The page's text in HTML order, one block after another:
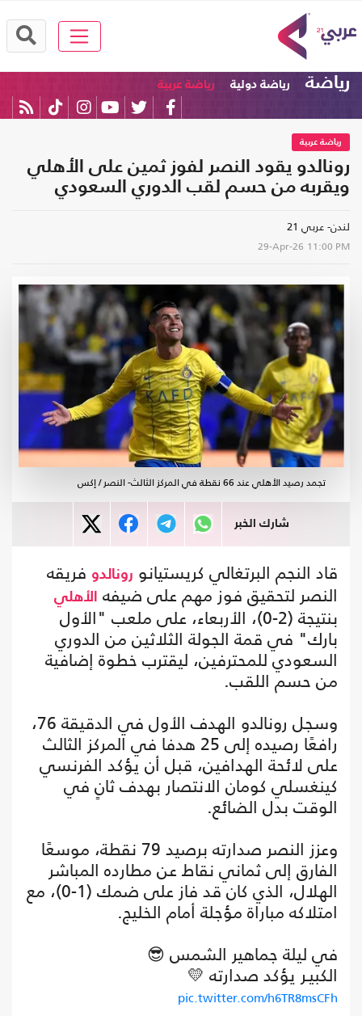
رياضة رياضة دولية رياضة عربية
رياضة عربية
رونالدو يقود النصر لفوز ثمين على الأهلي
ويقربه من حسم لقب الدوري السعودي
لندن- عربي 21
29-Apr-26 11:00 PM
تجمد رصيد الأهلي عند 66 نقطة في المركز الثالث- النصر / إكس
شارك الخبر
قاد النجم البرتغالي كريستيانو رونالدو فريقه
النصر لتحقيق فوز مهم على ضيفه
الأهلي
بنتيجة (2-0)، الأربعاء، على ملعب "الأول
بارك" في قمة الجولة الثلاثين من الدوري
السعودي للمحترفين، ليقترب خطوة إضافية
من حسم اللقب.
وسجل رونالدو الهدف الأول في الدقيقة 76،
رافعًا رصيده إلى 25 هدفا في المركز الثالث
على لائحة الهدافين، قبل أن يؤكد الفرنسي
كينغسلي كومان الانتصار بهدف ثانٍ في
الوقت بدل الضائع.
وعزز النصر صدارته برصيد 79 نقطة، موسعًا
الفارق إلى ثماني نقاط عن مطارده المباشر
الهلال، الذي كان قد فاز على ضمك (1-0)، مع
امتلاكه مباراة مؤجلة أمام الخليج.
في ليلة جماهير الشمس 😎
الكبيـر يؤكد صدارته 💛
pic.twitter.com/h6TR8msCFh